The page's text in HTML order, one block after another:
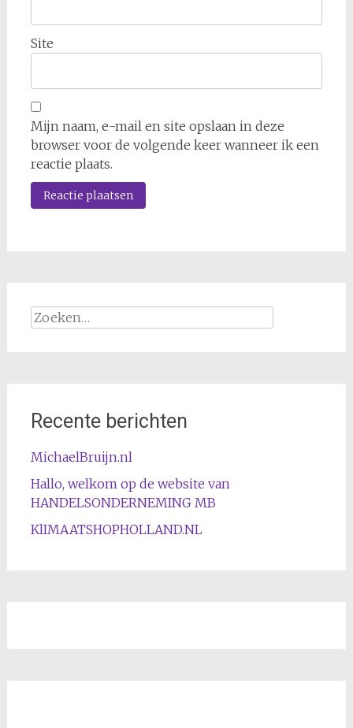
Site
Mijn naam, e-mail en site opslaan in deze
browser voor de volgende keer wanneer ik een
reactie plaats.
Zoeken
Recente berichten
MichaelBruijn.nl
Hallo, welkom op de website van
HANDELSONDERNEMING MB
KlIMAATSHOPHOLLAND.NL